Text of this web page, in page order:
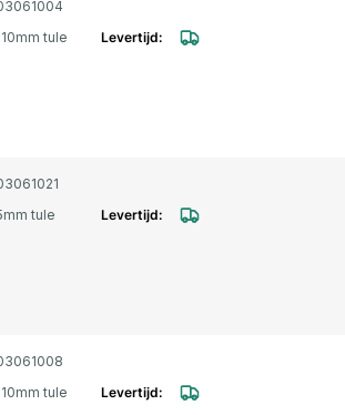
tule
slangtule 1/8" - 10mm tule
tule
slangtule 1" - 25mm tule
tule